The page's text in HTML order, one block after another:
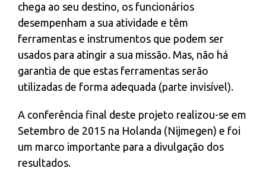
chega ao seu destino, os funcionários
desempenham a sua atividade e têm
ferramentas e instrumentos que podem ser
usados para atingir a sua missão. Mas, não há
garantia de que estas ferramentas serão
utilizadas de forma adequada (parte invisível).
A conferência final deste projeto realizou-se em
Setembro de 2015 na Holanda (Nijmegen) e foi
um marco importante para a divulgação dos
resultados.